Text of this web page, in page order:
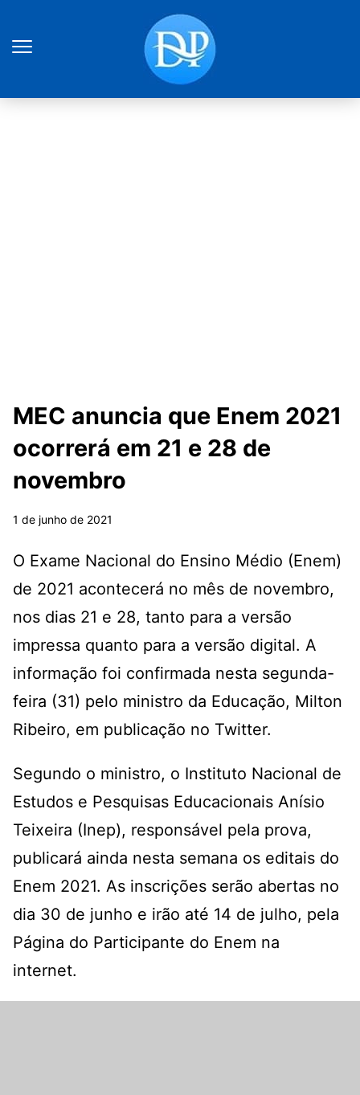
MEC anuncia que Enem 2021
ocorrerá em 21 e 28 de
novembro
1 de junho de 2021
O Exame Nacional do Ensino Médio (Enem)
de 2021 acontecerá no mês de novembro,
nos dias 21 e 28, tanto para a versão
impressa quanto para a versão digital. A
informação foi confirmada nesta segunda-
feira (31) pelo ministro da Educação, Milton
Ribeiro, em publicação no Twitter.
Segundo o ministro, o Instituto Nacional de
Estudos e Pesquisas Educacionais Anísio
Teixeira (Inep), responsável pela prova,
publicará ainda nesta semana os editais do
Enem 2021. As inscrições serão abertas no
dia 30 de junho e irão até 14 de julho, pela
Página do Participante do Enem na
internet.